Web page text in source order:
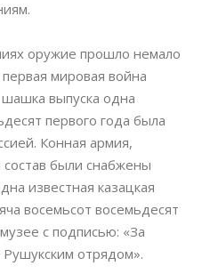
оружие прошло немало
мировая война
шашка выпуска одна
первого года была
Конная армия,
были снабжены
известная казацкая
восемьсот восемьдесят
с подписью: «За
отрядом».